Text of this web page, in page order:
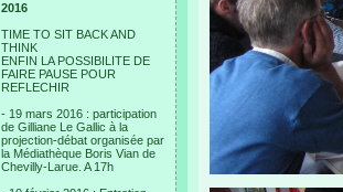
2016
TIME TO SIT BACK AND
THINK
ENFIN LA POSSIBILITE DE
FAIRE PAUSE POUR
REFLECHIR
- 19 mars 2016 : participation
de Gilliane Le Gallic à la
projection-débat organisée par
la Médiathèque Boris Vian de
Chevilly-Larue. A 17h